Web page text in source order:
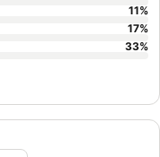
11%
17%
33%